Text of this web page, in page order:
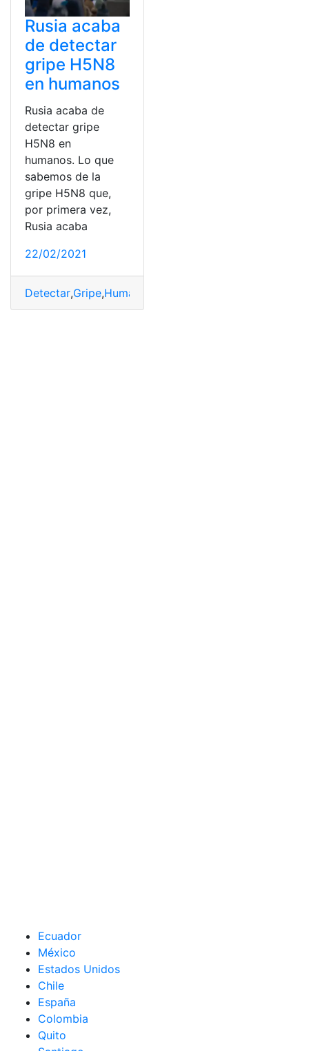
Rusia acaba
de detectar
gripe H5N8
en humanos
Rusia acaba de
detectar gripe
H5N8 en
humanos. Lo que
sabemos de la
gripe H5N8 que,
por primera vez,
Rusia acaba
22/02/2021
Detectar,Gripe,Humanos
Ecuador
México
Estados Unidos
Chile
España
Colombia
Quito